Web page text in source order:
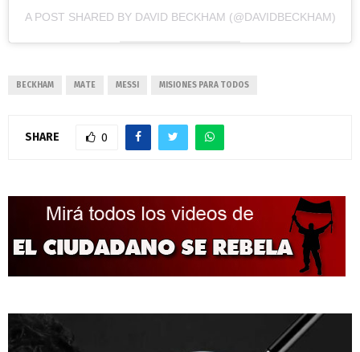
A POST SHARED BY DAVID BECKHAM (@DAVIDBECKHAM)
BECKHAM MATE MESSI MISIONES PARA TODOS
SHARE 0